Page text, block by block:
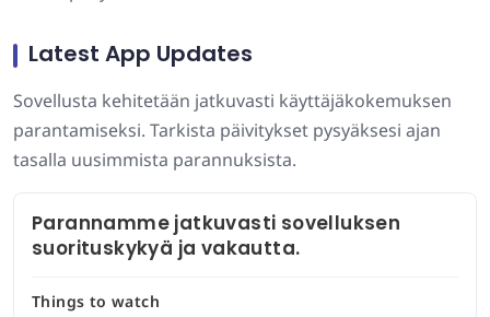
Latest App Updates
Sovellusta kehitetään jatkuvasti käyttäjäkokemuksen
parantamiseksi. Tarkista päivitykset pysyäksesi ajan
tasalla uusimmista parannuksista.
Parannamme jatkuvasti sovelluksen
suorituskykyä ja vakautta.
Things to watch